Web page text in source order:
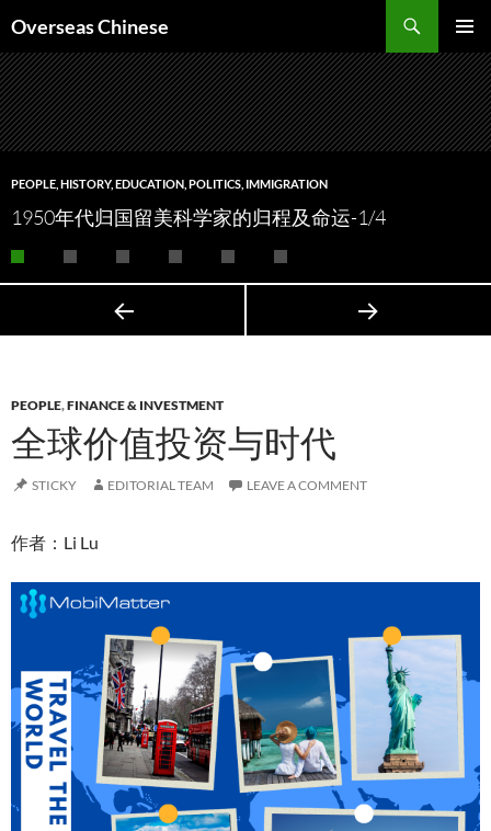
Overseas Chinese
MENU
TO
CONTENT
PEOPLE HISTORY, EDUCATION POLITICS IMMIGRATION
1950年代归国留美科学家的归程及命运-1/4
PEOPLE,FINANCE & INVESTMENT
全球价值投资与时代
STICKY EDITORIAL TEAM LEAVE A COMMENT
作者：Li Lu